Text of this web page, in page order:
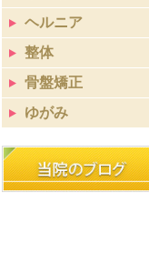
ヘルニア
整体
骨盤矯正
ゆがみ